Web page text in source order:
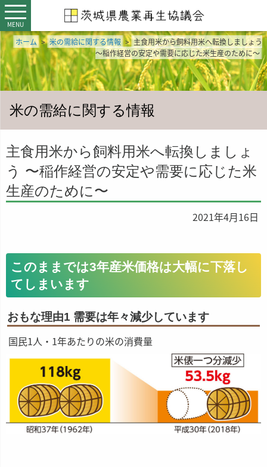
MENU
ホーム > 米の需給に関する情報 > 主食用米から飼料用米へ転換しましょう
〜稲作経営の安定や需要に応じた米生産のために〜
米の需給に関する情報
主食用米から飼料用米へ転換しましょ
う 〜稲作経営の安定や需要に応じた米
生産のために〜
2021年4月16日
このままでは3年産米価格は大幅に下落し
てしまいます
おもな理由1 需要は年々減少しています
国民1人・1年あたりの米の消費量